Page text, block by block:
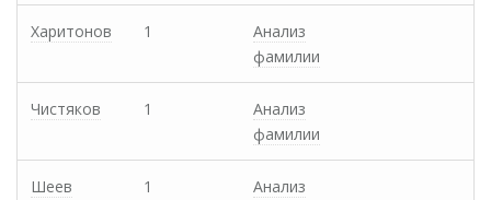
Харитонов 1
Анализ
фамилии
Чистяков 1
Анализ
фамилии
Шеев 1
Анализ